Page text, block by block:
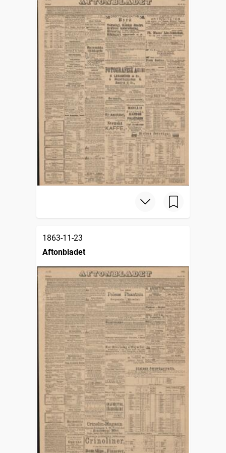
1863-11-23
Aftonbladet